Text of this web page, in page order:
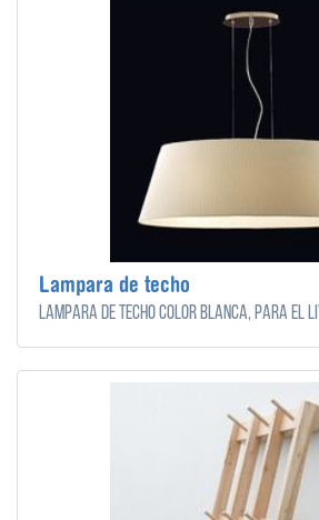
Lampara de techo
Lampara de techo color blanca, para el